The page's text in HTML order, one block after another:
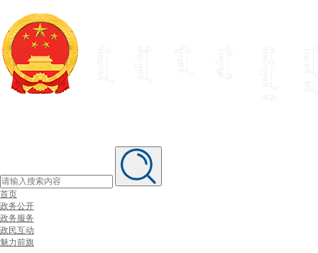
首页
政务公开
政务服务
政民互动
魅力前旗